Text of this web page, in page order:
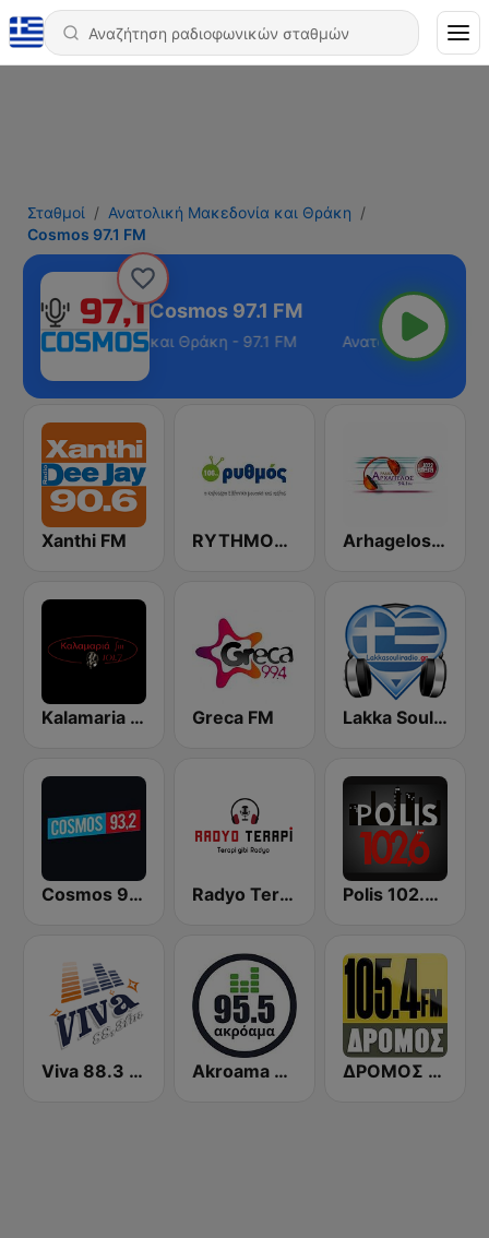
Σταθμοί
Ανατολική Μακεδονία και Θράκη
Cosmos 97.1 FM
Cosmos 97.1 FM
Μακεδονία και Θράκη - 97.1 FM
Xanthi FM RYTHMOS 106.0 FM Arhagelos 94.1 FM
Kalamaria FM Greca FM Lakka Souli Radio
Cosmos 93.2 FM Radyo Terapi Polis 102.6 FM
Viva 88.3 FM Akroama 95.5 Greek Music ΔΡΟΜΟΣ FM 105.4 DROMOS FM 105.4